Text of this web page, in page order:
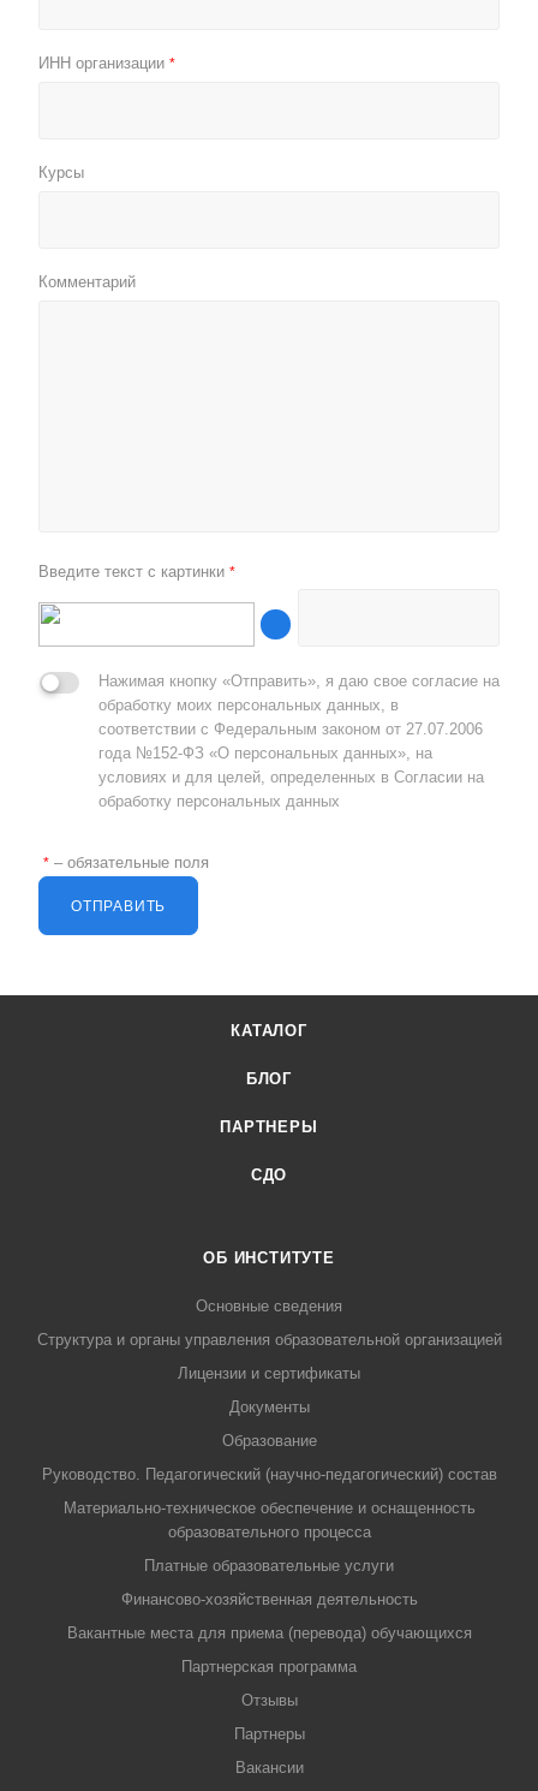
ИНН организации *
Курсы
Комментарий
Введите текст с картинки *
Нажимая кнопку «Отправить», я даю свое согласие на
обработку моих персональных данных, в
соответствии с Федеральным законом от 27.07.2006
года №152-ФЗ «О персональных данных», на
условиях и для целей, определенных в Согласии на
обработку персональных данных
ОТПРАВИТЬ
* – обязательные поля
КАТАЛОГ
БЛОГ
ПАРТНЕРЫ
СДО
ОБ ИНСТИТУТЕ
Основные сведения
Структура и органы управления образовательной организацией
Лицензии и сертификаты
Документы
Образование
Руководство. Педагогический (научно-педагогический) состав
Материально-техническое обеспечение и оснащенность
образовательного процесса
Платные образовательные услуги
Финансово-хозяйственная деятельность
Вакантные места для приема (перевода) обучающихся
Партнерская программа
Отзывы
Партнеры
Вакансии